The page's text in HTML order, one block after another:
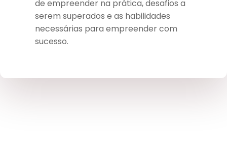
de empreender na prática, desafios a
serem superados e as habilidades
necessárias para empreender com
sucesso.